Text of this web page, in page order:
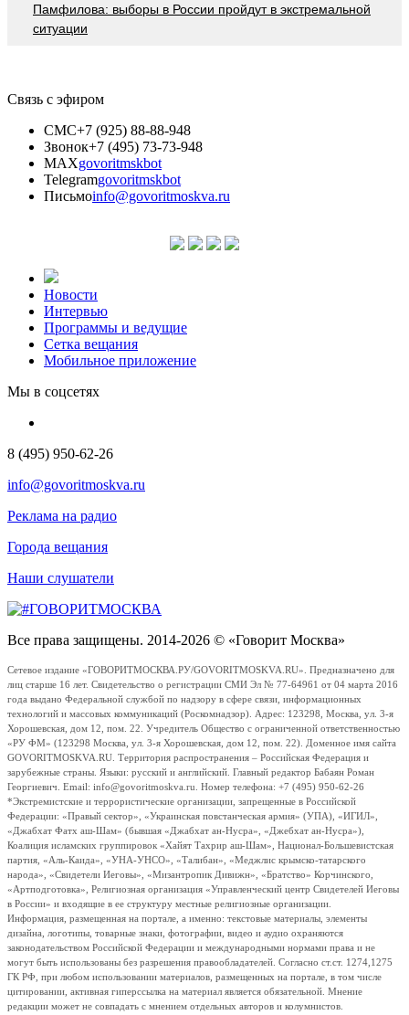
Памфилова: выборы в России пройдут в экстремальной
ситуации
Связь с эфиром
СМС+7 (925) 88-88-948
Звонок+7 (495) 73-73-948
MAXgovoritmskbot
Telegramgovoritmskbot
Письмоinfo@govoritmoskva.ru
Новости
Интервью
Программы и ведущие
Сетка вещания
Мобильное приложение
Мы в соцсетях
8 (495) 950-62-26
info@govoritmoskva.ru
Реклама на радио
Города вещания
Наши слушатели
Все права защищены. 2014-2026 © «Говорит Москва»
Сетевое издание «ГОВОРИТМОСКВА.РУ/GOVORITMOSKVA.RU». Предназначено для
лиц старше 16 лет. Свидетельство о регистрации СМИ Эл № 77-64961 от 04 марта 2016
года выдано Федеральной службой по надзору в сфере связи, информационных
технологий и массовых коммуникаций (Роскомнадзор). Адрес: 123298, Москва, ул. 3-я
Хорошевская, дом 12, пом. 22. Учредитель Общество с ограниченной ответственностью
«РУ ФМ» (123298 Москва, ул. 3-я Хорошевская, дом 12, пом. 22). Доменное имя сайта
GOVORITMOSKVA.RU. Территория распространения – Российская Федерация и
зарубежные страны. Языки: русский и английский. Главный редактор Бабаян Роман
Георгиевич. Email: info@govoritmoskva.ru. Номер телефона: +7 (495) 950-62-26
*Экстремистские и террористические организации, запрещенные в Российской
Федерации: «Правый сектор», «Украинская повстанческая армия» (УПА), «ИГИЛ»,
«Джабхат Фатх аш-Шам» (бывшая «Джабхат ан-Нусра», «Джебхат ан-Нусра»),
Коалиция исламских группировок «Хайят Тахрир аш-Шам», Национал-Большевистская
партия, «Аль-Каида», «УНА-УНСО», «Талибан», «Меджлис крымско-татарского
народа», «Свидетели Иеговы», «Мизантропик Дивижн», «Братство» Корчинского,
«Артподготовка», Религиозная организация «Управленческий центр Свидетелей Иеговы
в России» и входящие в ее структуру местные религиозные организации.
Информация, размещенная на портале, а именно: текстовые материалы, элементы
дизайна, логотипы, товарные знаки, фотографии, видео и аудио охраняются
законодательством Российской Федерации и международными нормами права и не
могут быть использованы без разрешения правообладателей. Согласно ст.ст. 1274,1275
ГК РФ, при любом использовании материалов, размещенных на портале, в том числе
цитировании, активная гиперссылка на материал является обязательной. Мнение
редакции может не совпадать с мнением отдельных авторов и колумнистов.